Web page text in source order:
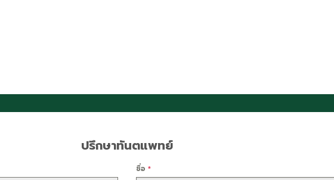
ปรึกษาทันตแพทย์
ชื่อ *